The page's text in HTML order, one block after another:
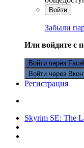
Войти
Забыли
Или войдите с
Войти через
Войти через
Регистрация
Skyrim SE: The